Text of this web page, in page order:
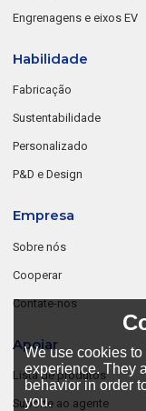
Engrenagens e eixos EV
Habilidade
Fabricação
Sustentabilidade
Personalizado
P&D e Design
Empresa
Sobre nós
Cooperar
Contate-nos
Apoiar
Lista de produtos
Suporte ao agente
We use cookies
experience. They
behavior in order
you.